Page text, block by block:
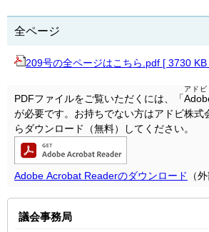
全ページ
209号の全ページはこちら.pdf [ 3730
PDFファイルをご覧いただくには、「
アド
が必要です。お持ちでない方はアドビ株式
らダウンロード（無料）してください。
Adobe Acrobat Readerのダウンロード （
議会事務局